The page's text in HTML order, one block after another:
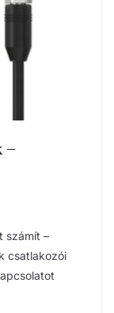
–
számít –
csatlakozói